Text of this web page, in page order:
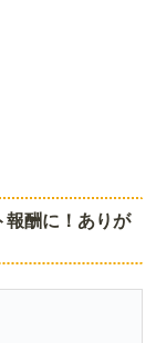
報酬に！ありが